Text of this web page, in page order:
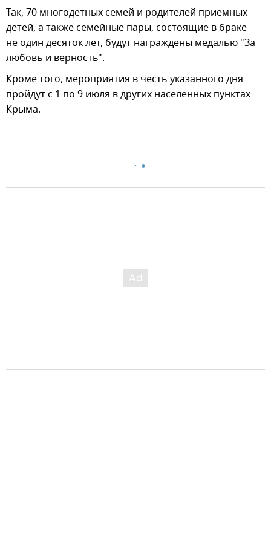
Так, 70 многодетных семей и родителей приемных
детей, а также семейные пары, состоящие в браке
не один десяток лет, будут награждены медалью "За
любовь и верность".
Кроме того, мероприятия в честь указанного дня
пройдут с 1 по 9 июля в других населенных пунктах
Крыма.